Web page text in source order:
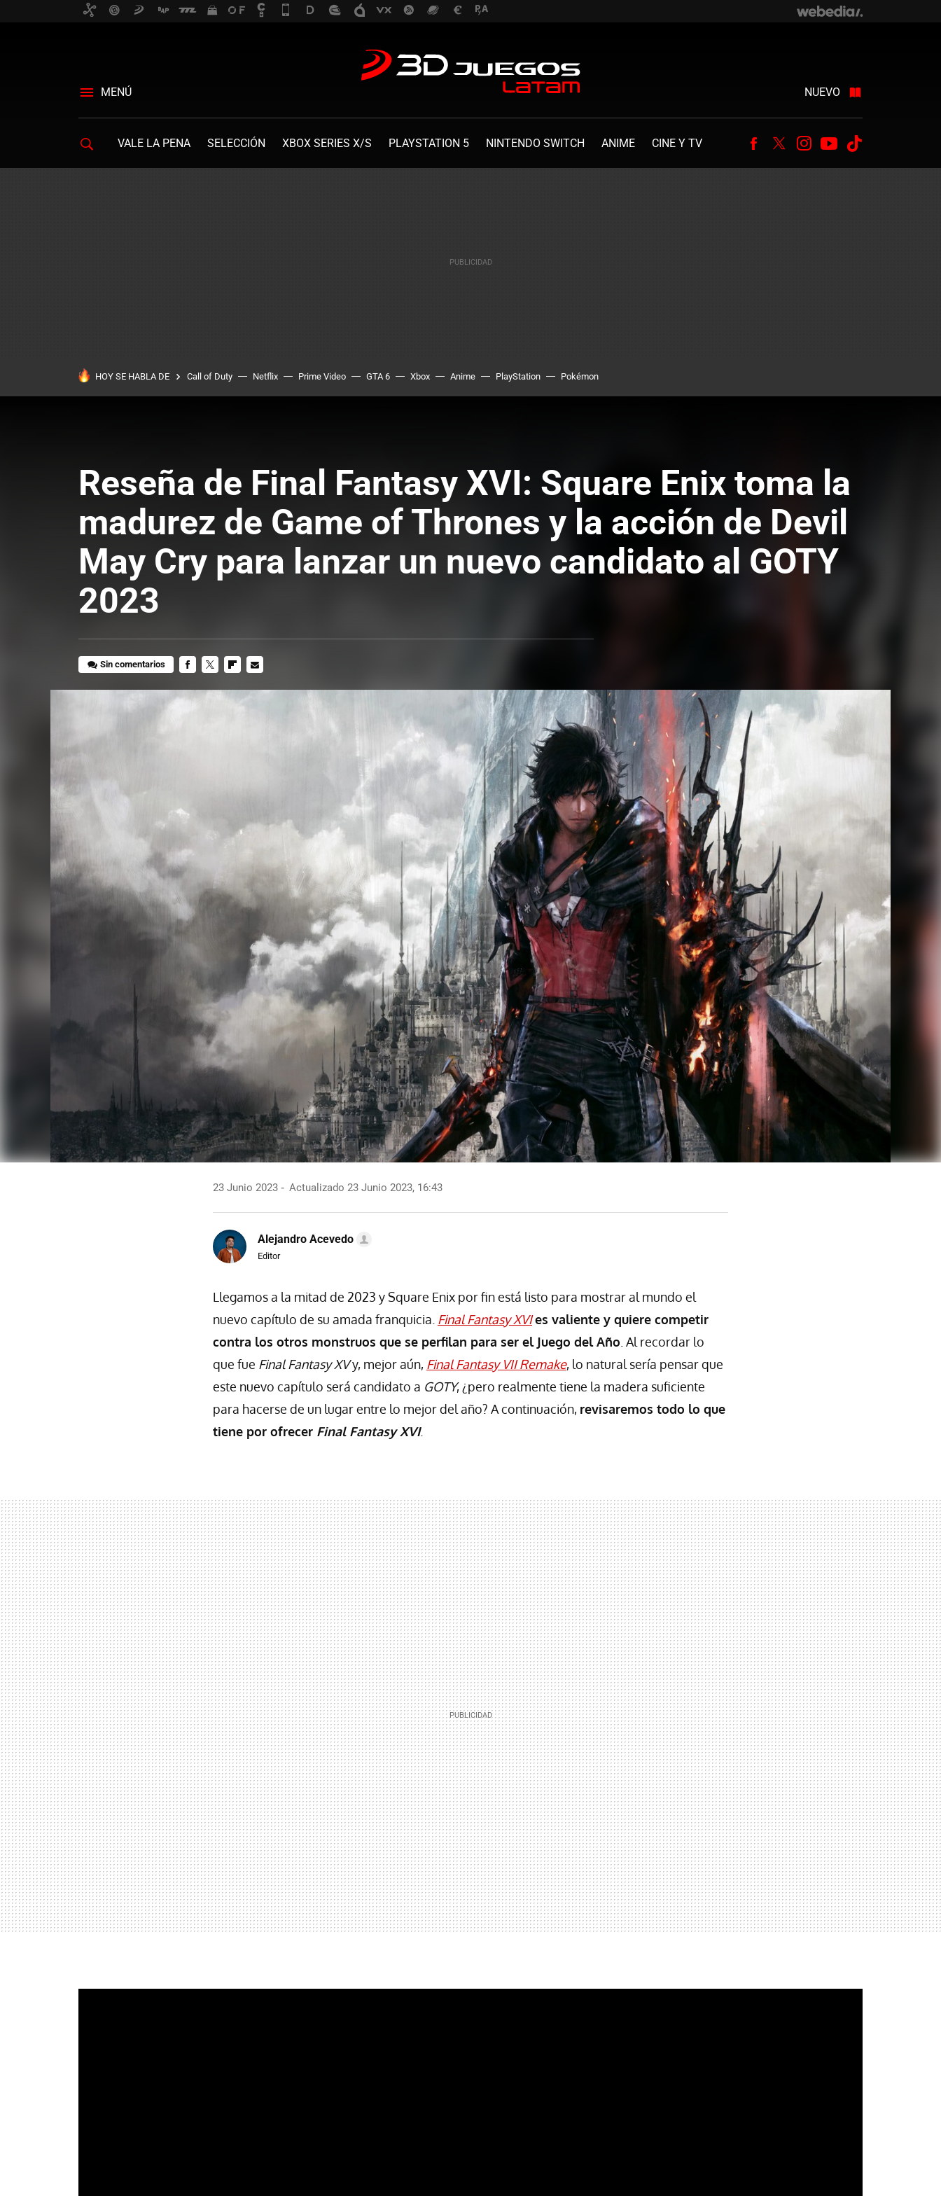
MENÚ NUEVO
VALE LA PENA SELECCIÓN XBOX SERIES X/S PLAYSTATION 5 NINTENDO SWITCH ANIME CINE Y TV Facebook
TwitterInstagram
Youtube
HOY SE HABLA DE Call of Duty Netflix Prime Video GTA 6 Xbox Anime PlayStation Pokémon
Reseña de Final Fantasy XVI: Square Enix toma la
madurez de Game of Thrones y la acción de Devil
May Cry para lanzar un nuevo candidato al GOTY
2023
Sin comentarios
23 Junio 2023 Actualizado 23 Junio 2023, 16:43
Alejandro Acevedo
Editor
Llegamos a la mitad de 2023 y Square Enix por fin está listo para mostrar al mundo el
nuevo capítulo de su amada franquicia. Final Fantasy XVIes valiente y quiere competir
contra los otros monstruos que se perfilan para ser el Juego del Año . Al recordar lo
que fue Final Fantasy XVy, mejor aún, Final Fantasy VII Remake, lo natural sería pensar que
este nuevo capítulo será candidato a GOTY, ¿pero realmente tiene la madera suficiente
para hacerse de un lugar entre lo mejor del año? A continuación, revisaremos todo lo que
tiene por ofrecer Final Fantasy XVI.